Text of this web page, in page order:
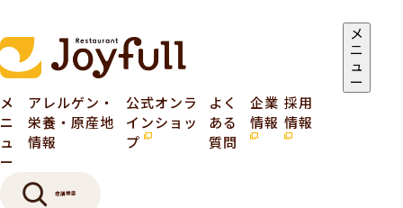
メ
ニ
ュ
ー
メ
ニ
ュ
ー
アレルゲン・
栄養・原産地
情報
公式オンラ
インショッ
プ
よく
ある
質問
企業
情報
採用
情報
店舗検索